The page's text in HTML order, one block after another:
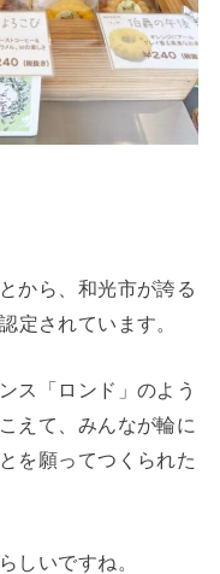
から、和光市が誇る
定されています。
ス「ロンド」のよう
えて、みんなが輪に
を願ってつくられた
しいですね。